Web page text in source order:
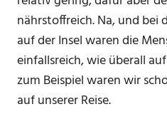
nährstoffreich. Na, und bei
auf der Insel waren die
einfallsreich, wie überall
zum Beispiel waren wir
auf unserer Reise.